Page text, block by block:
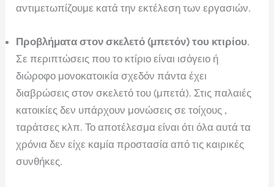
αντιμετωπίζουμε κατά την εκτέλεση των εργασιών.
Προβλήματα στον σκελετό (μπετόν) του κτιρίου.
Σε περιπτώσεις που το κτίριο είναι ισόγειο ή
διώροφο μονοκατοικία σχεδόν πάντα έχει
διαβρώσεις στον σκελετό του (μπετά). Στις παλαιές
κατοικίες δεν υπάρχουν μονώσεις σε τοίχους ,
ταράτσες κλπ. Το αποτέλεσμα είναι ότι όλα αυτά τα
χρόνια δεν είχε καμία προστασία από τις καιρικές
συνθήκες.